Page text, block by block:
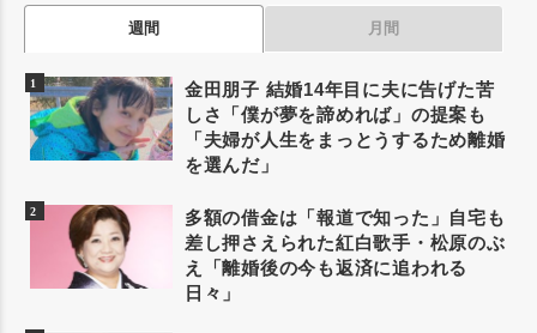
週間 月間
金田朋子 結婚14年目に夫に告げた苦
しさ「僕が夢を諦めれば」の提案も
「夫婦が人生をまっとうするため離婚
を選んだ」
多額の借金は「報道で知った」自宅も
差し押さえられた紅白歌手・松原のぶ
え「離婚後の今も返済に追われる
日々」